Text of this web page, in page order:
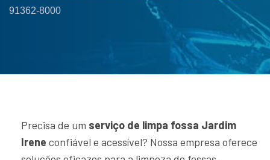
91362-8000
Precisa de um serviço de limpa fossa Jardim
Irene confiável e acessível? Nossa empresa oferece